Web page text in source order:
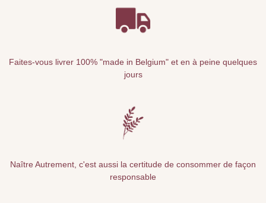
Faites-vous livrer 100% "made in Belgium" et en à peine quelques
jours
Naître Autrement, c'est aussi la certitude de consommer de façon
responsable